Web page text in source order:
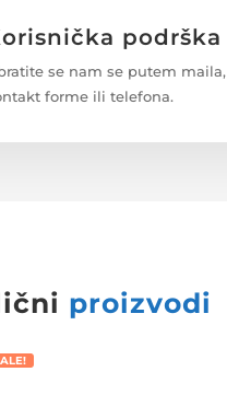
podrška
se nam se putem maila,
forme ili telefona.
proizvodi